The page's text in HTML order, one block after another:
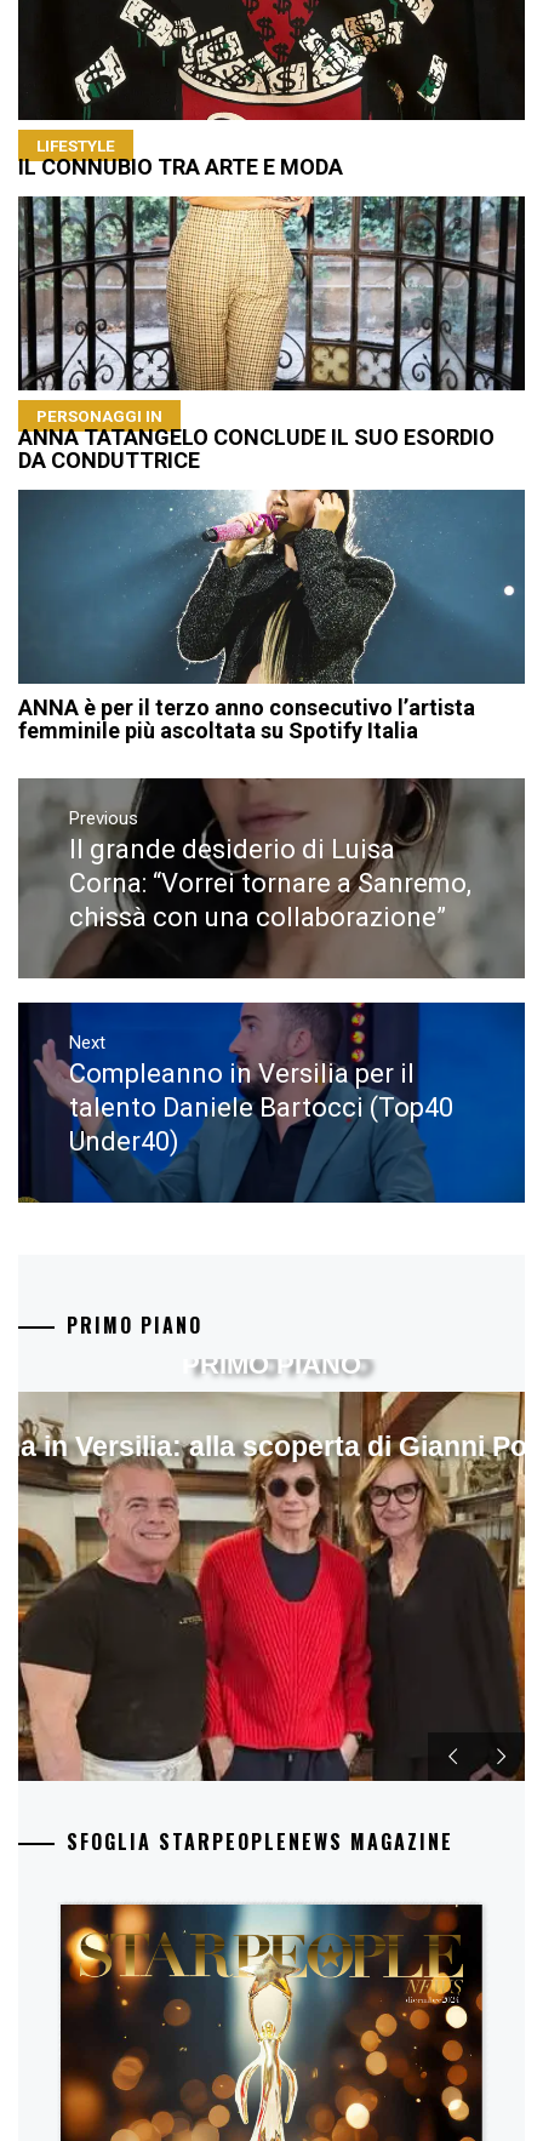
LIFESTYLE
IL CONNUBIO TRA ARTE E MODA
PERSONAGGI IN
ANNA TATANGELO CONCLUDE IL SUO ESORDIO
DA CONDUTTRICE
ANNA è per il terzo anno consecutivo l’artista
femminile più ascoltata su Spotify Italia
Navigazione
articoli
Previous
Previous
post:
Il grande desiderio di Luisa
Corna: “Vorrei tornare a Sanremo,
chissà con una collaborazione”
Next
Next
post:
Compleanno in Versilia per il
talento Daniele Bartocci (Top40
Under40)
PRIMO PIANO
in Versilia: alla scoperta di Gianni
PRIMO PIANO
SFOGLIA STARPEOPLENEWS MAGAZINE